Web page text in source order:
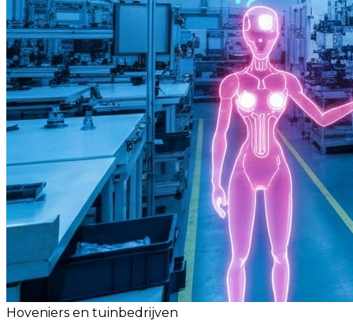
Hoveniers en tuinbedrijven